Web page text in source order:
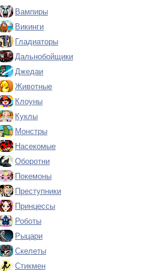
Вампиры
Викинги
Гладиаторы
Дальнобойщики
Джедаи
Животные
Клоуны
Куклы
Монстры
Насекомые
Оборотни
Покемоны
Преступники
Принцессы
Роботы
Рыцари
Скелеты
Стикмен